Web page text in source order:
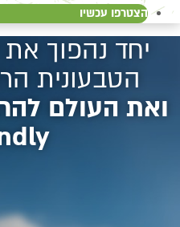
הצטרפו עכשיו
יחד נהפוך
הטבעונית